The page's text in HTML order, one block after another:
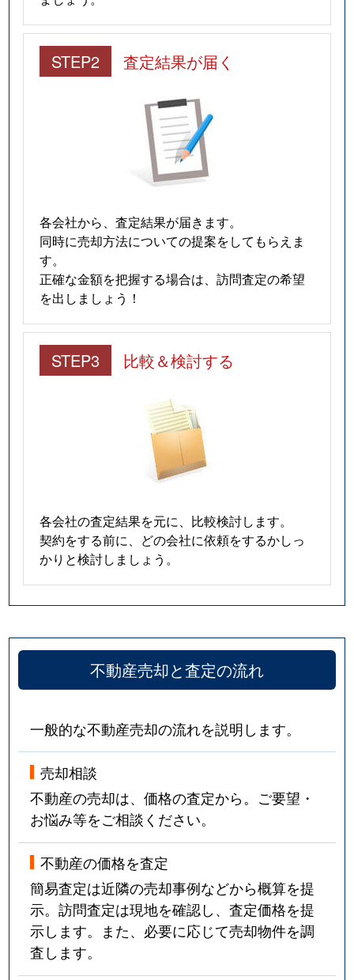
STEP2 査定結果が届く
各会社から、査定結果が届きます。
同時に売却方法についての提案をしてもらえま
す。
正確な金額を把握する場合は、訪問査定の希望
を出しましょう！
STEP3 比較＆検討する
各会社の査定結果を元に、比較検討します。
契約をする前に、どの会社に依頼をするかしっ
かりと検討しましょう。
不動産売却と査定の流れ
一般的な不動産売却の流れを説明します。
売却相談
不動産の売却は、価格の査定から。ご要望・
お悩み等をご相談ください。
不動産の価格を査定
簡易査定は近隣の売却事例などから概算を提
示。訪問査定は現地を確認し、査定価格を提
示します。また、必要に応じて売却物件を調
査します。